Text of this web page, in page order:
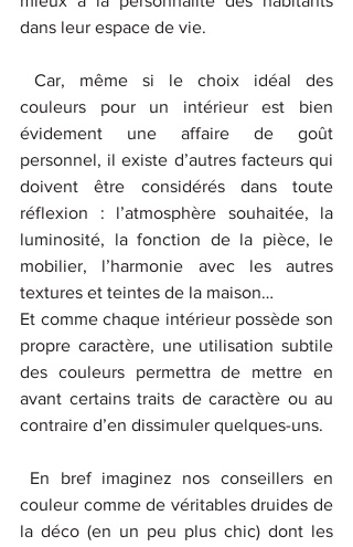
dans leur espace de vie.
couleurs pour un intérieur est bien
évidement une affaire de goût
personnel, il existe d’autres facteurs qui
doivent être considérés dans toute
réflexion : l’atmosphère souhaitée, la
luminosité, la fonction de la pièce, le
mobilier, l’harmonie avec les autres
textures et teintes de la maison…
Et comme chaque intérieur possède son
propre caractère, une utilisation subtile
des couleurs permettra de mettre en
avant certains traits de caractère ou au
contraire d’en dissimuler quelques-uns.
couleur comme de véritables druides de
la déco (en un peu plus chic) dont les